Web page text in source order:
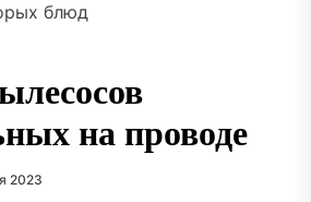
блюд
на проводе
2023